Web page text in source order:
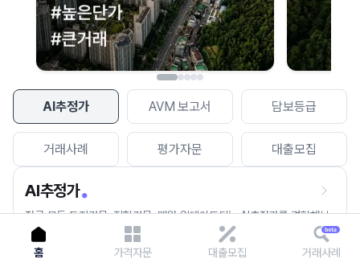
AI추정가 AVM 보고서 담보등급
거래사례 평가자문 대출모집
AI추정가
전국 모든 토지건물, 집합건물, 매월 업데이트되는 AI추정가를 경험해보
세요.
홈 가격자문 대출모집 거래사례